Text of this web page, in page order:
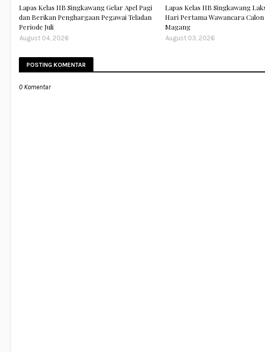
Lapas Kelas IIB Singkawang Gelar Apel Pagi
dan Berikan Penghargaan Pegawai Teladan
Periode Juli
August 04, 2026
Lapas Kelas IIB Singkawang
Hari Pertama Wawancara
Magang
August 03, 2026
POSTING KOMENTAR
0 Komentar